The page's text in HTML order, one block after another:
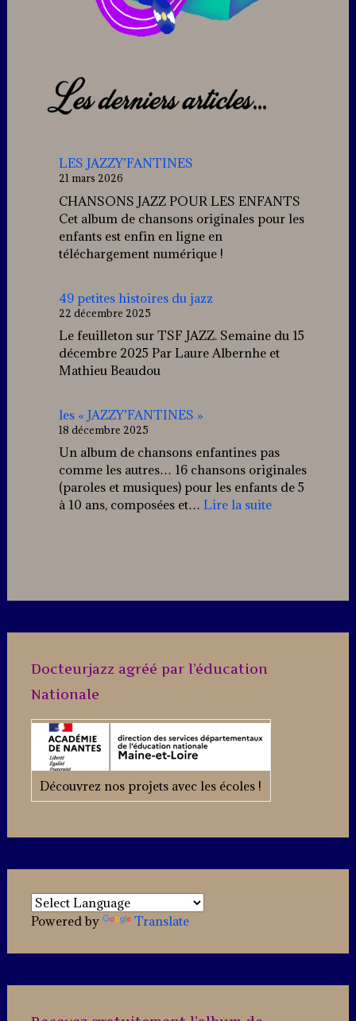
LES JAZZY’FANTINES
21 mars 2026
CHANSONS JAZZ POUR LES ENFANTS
Cet album de chansons originales pour les
enfants est enfin en ligne en
téléchargement numérique !
49 petites histoires du jazz
22 décembre 2025
Le feuilleton sur TSF JAZZ. Semaine du 15
décembre 2025 Par Laure Albernhe et
Mathieu Beaudou
les « JAZZY’FANTINES »
18 décembre 2025
Un album de chansons enfantines pas
comme les autres… 16 chansons originales
(paroles et musiques) pour les enfants de 5
à 10 ans, composées et… Lire la suite:
Casino
–
Spielen
Sie
wie
ein
König
in
Casino
österreichischen
Spielern
wahrhaft
Docteurjazz agréé par l’éducation
Nationale
Découvrez nos projets avec les écoles !
Powered by Translate